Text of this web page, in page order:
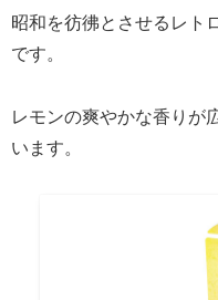
昭和を彷彿とさせるレト
です。
レモンの爽やかな香りが
います。